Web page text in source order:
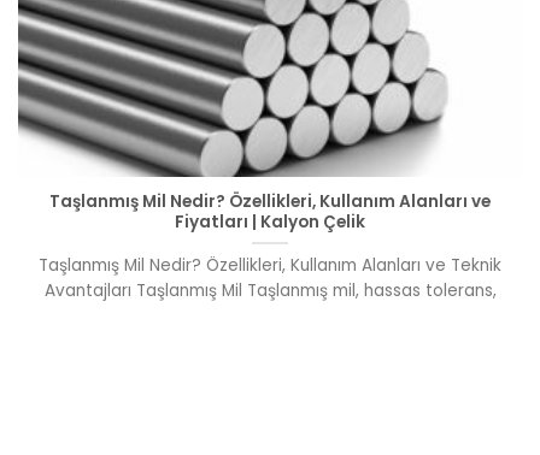
Taşlanmış Mil Nedir? Özellikleri, Kullanım Alanları ve
Fiyatları | Kalyon Çelik
Taşlanmış Mil Nedir? Özellikleri, Kullanım Alanları ve Teknik
Avantajları Taşlanmış Mil Taşlanmış mil, hassas tolerans,